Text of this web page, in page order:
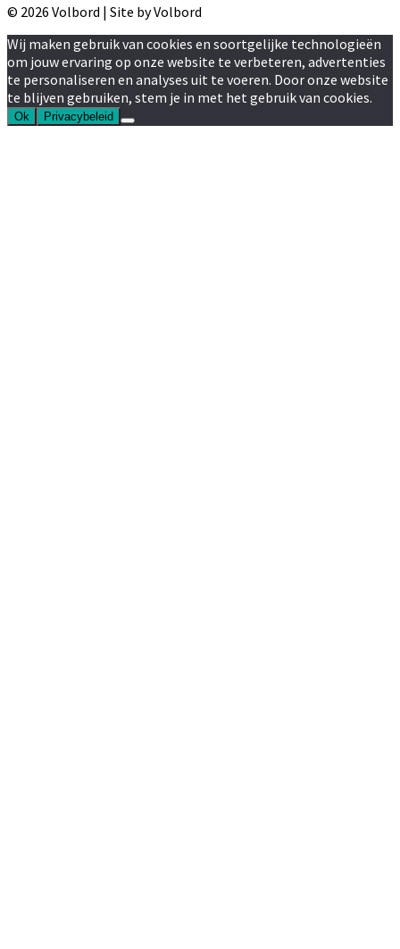
© 2026 Volbord | Site by Volbord
Wij maken gebruik van cookies en soortgelijke technologieën
om jouw ervaring op onze website te verbeteren, advertenties
te personaliseren en analyses uit te voeren. Door onze website
te blijven gebruiken, stem je in met het gebruik van cookies.
Ok Privacybeleid